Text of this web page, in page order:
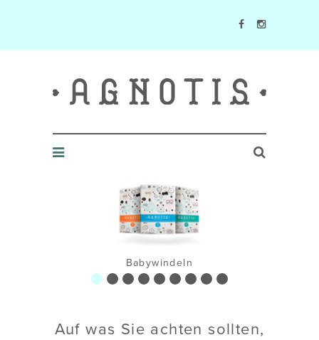
Agnotis Blog
Babywindeln
Auf was Sie achten sollten,